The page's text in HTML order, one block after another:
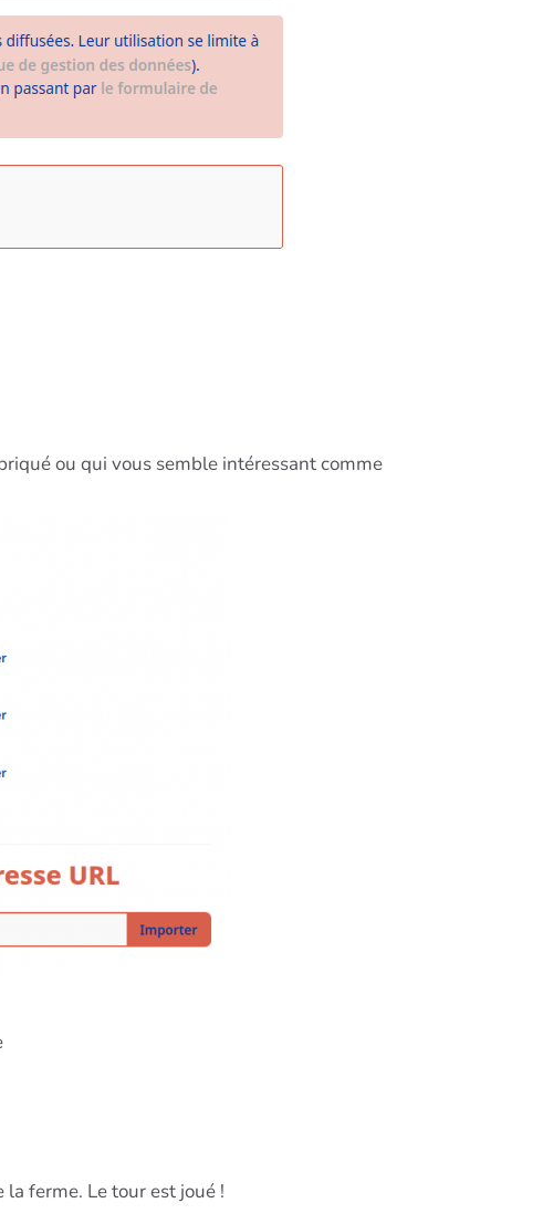
ou qui vous semble intéressant comme
ferme. Le tour est joué !